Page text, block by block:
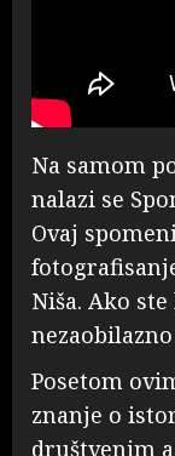
Na samom
nalazi se
Ovaj
Niša. Ako
Posetom
znanje o
društvenim